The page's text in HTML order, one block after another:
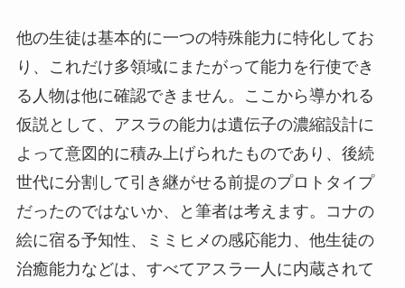
他の生徒は基本的に一つの特殊能力に特化してお
り、これだけ多領域にまたがって能力を行使でき
る人物は他に確認できません。ここから導かれる
仮説として、アスラの能力は遺伝子の濃縮設計に
よって意図的に積み上げられたものであり、後続
世代に分割して引き継がせる前提のプロトタイプ
だったのではないか、と筆者は考えます。コナの
絵に宿る予知性、ミミヒメの感応能力、他生徒の
治癒能力などは、すべてアスラ一人に内蔵されて